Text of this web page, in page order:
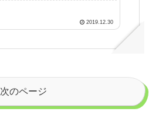
2019.12.30
次のページ